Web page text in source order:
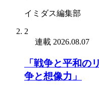
イミダス編集部
2
連載 2026.08.07
「戦争と平和
争と想像力」